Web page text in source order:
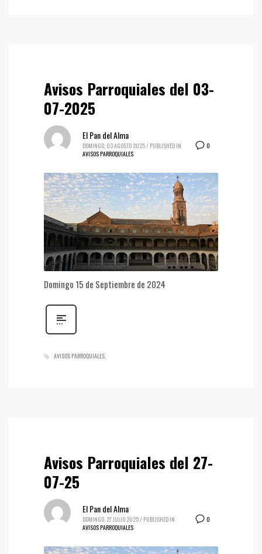
Avisos Parroquiales del 03-
07-2025
0
El Pan del Alma
DOMINGO, 03 AGOSTO 2025/ PUBLISHED IN
AVISOS PARROQUIALES
Domingo 15 de Septiembre de 2024
AVISOS PARROQUIALES
Avisos Parroquiales del 27-
07-25
0
El Pan del Alma
DOMINGO, 27 JULIO 2025/ PUBLISHED IN
AVISOS PARROQUIALES